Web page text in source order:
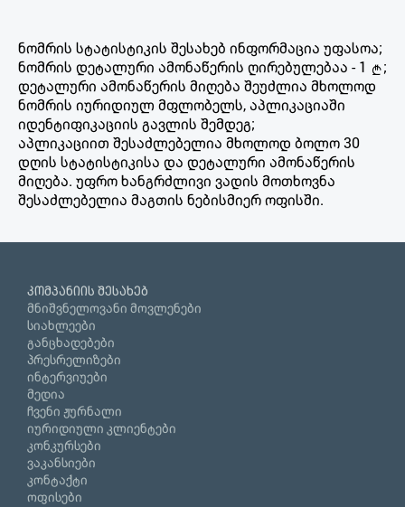
ნომრის სტატისტიკის შესახებ ინფორმაცია უფასოა;
ნომრის დეტალური ამონაწერის ღირებულებაა - 1
;
დეტალური ამონაწერის მიღება შეუძლია მხოლოდ
ნომრის იურიდიულ მფლობელს, აპლიკაციაში
იდენტიფიკაციის გავლის შემდეგ;
აპლიკაციით შესაძლებელია მხოლოდ ბოლო 30
დღის სტატისტიკისა და დეტალური ამონაწერის
მიღება. უფრო ხანგრძლივი ვადის მოთხოვნა
შესაძლებელია მაგთის ნებისმიერ ოფისში.
კომპანიის შესახებ
მნიშვნელოვანი მოვლენები
სიახლეები
განცხადებები
პრესრელიზები
ინტერვიუები
მედია
ჩვენი ჟურნალი
იურიდიული კლიენტები
კონკურსები
ვაკანსიები
კონტაქტი
ოფისები